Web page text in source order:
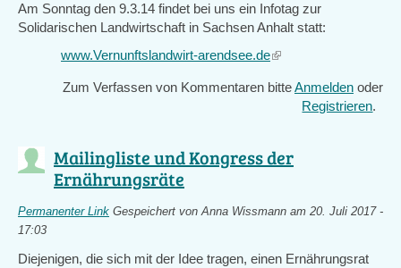
Am Sonntag den 9.3.14 findet bei uns ein Infotag zur
Solidarischen Landwirtschaft in Sachsen Anhalt statt:
www.Vernunftslandwirt-arendsee.de(link
external)
Zum Verfassen von Kommentaren bitteAnmelden oder
Registrieren.
Mailingliste und Kongress der
Ernährungsräte
Permanenter Link Gespeichert vonAnna Wissmann am 20. Juli 2017 -
17:03
Diejenigen, die sich mit der Idee tragen, einen Ernährungsrat